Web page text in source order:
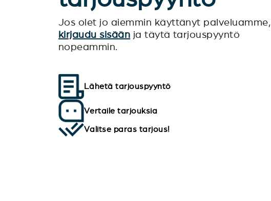
Jos olet jo aiemmin käyttänyt palveluamme,
kirjaudu sisään ja täytä tarjouspyyntö
nopeammin.
Lähetä tarjouspyyntö
Vertaile tarjouksia
Valitse paras tarjous!